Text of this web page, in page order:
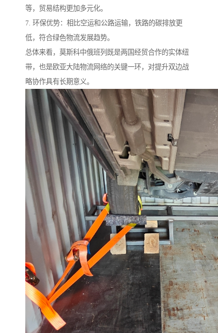
等，贸易结构更加多元化。
7. 环保优势：相比空运和公路运输，铁路的碳排放更
低，符合绿色物流发展趋势。
总体来看，莫斯科中俄班列既是两国经贸合作的实体纽
带，也是欧亚大陆物流网络的关键一环，对提升双边战
略协作具有长期意义。